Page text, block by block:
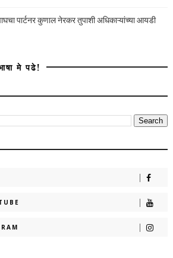
पार्टनर कुणाल नेरकर तुपाशी अधिकाऱ्यांच्या आयडी
मे पढे!